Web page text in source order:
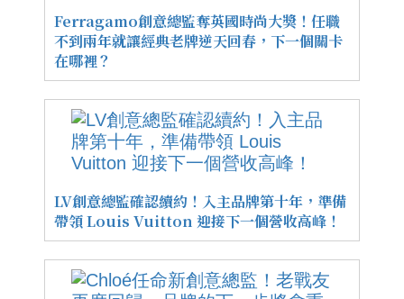
Ferragamo創意總監奪英國時尚大獎！任職
不到兩年就讓經典老牌逆天回春，下一個關卡
在哪裡？
LV創意總監確認續約！入主品牌第十年，準備
帶領 Louis Vuitton 迎接下一個營收高峰！